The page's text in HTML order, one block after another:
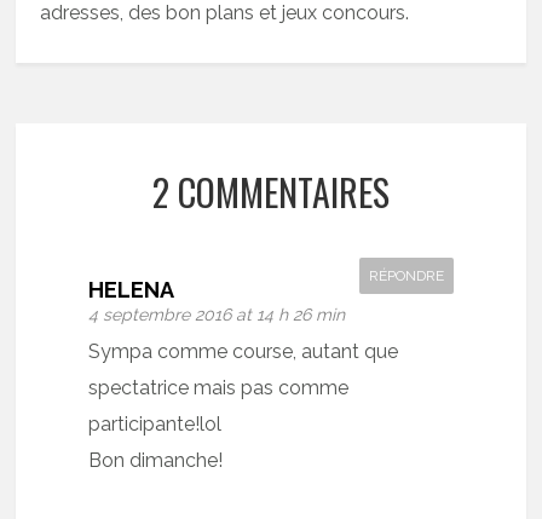
adresses, des bon plans et jeux concours.
2 COMMENTAIRES
HELENA
4 septembre 2016 at 14 h 26 min
RÉPONDRE
Sympa comme course, autant que
spectatrice mais pas comme
participante!lol
Bon dimanche!